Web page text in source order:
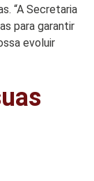
“A Secretaria
para garantir
evoluir